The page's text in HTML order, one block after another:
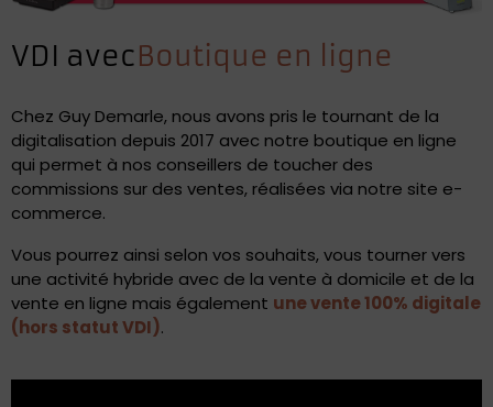
VDI avecBoutique en ligne
Chez Guy Demarle, nous avons pris le tournant de la
digitalisation depuis 2017 avec notre boutique en ligne
qui permet à nos conseillers de toucher des
commissions sur des ventes, réalisées via notre site e-
commerce.
Vous pourrez ainsi selon vos souhaits, vous tourner vers
une activité hybride avec de la vente à domicile et de la
vente en ligne mais également une vente 100% digitale
(hors statut VDI).